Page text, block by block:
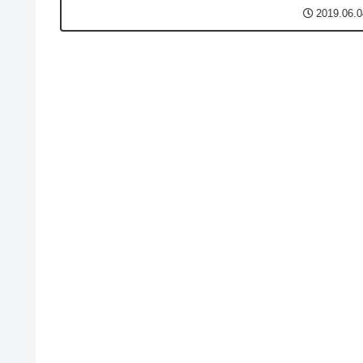
新。最大28コアまで拡張できるワークステーションクラ